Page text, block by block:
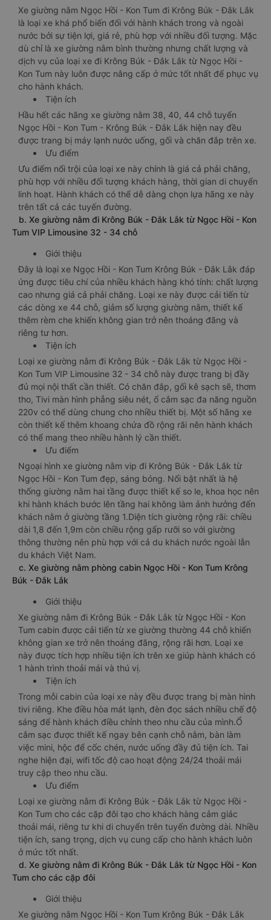
Xe giường nằm Ngọc Hồi - Kon Tum đi Krông Búk - Đắk Lắk
là loại xe khá phổ biến đối với hành khách trong và ngoài
nước bởi sự tiện lợi, giá rẻ, phù hợp với nhiều đối tượng. Mặc
dù chỉ là xe giường nằm bình thường nhưng chất lượng và
dịch vụ của loại xe đi Krông Búk - Đắk Lắk từ Ngọc Hồi -
Kon Tum này luôn được nâng cấp ở mức tốt nhất để phục vụ
cho hành khách.
Tiện ích
Hầu hết các hãng xe giường nằm 38, 40, 44 chỗ tuyến
Ngọc Hồi - Kon Tum - Krông Búk - Đắk Lắk hiện nay đều
được trang bị máy lạnh nước uống, gối và chăn đắp trên xe.
Ưu điểm
Ưu điểm nổi trội của loại xe này chính là giá cả phải chăng,
phù hợp với nhiều đối tượng khách hàng, thời gian di chuyển
linh hoạt. Hành khách có thể dễ dàng chọn lựa hãng xe này
trên tất cả các tuyến đường.
b. Xe giường nằm đi Krông Búk - Đắk Lắk từ Ngọc Hồi - Kon
Tum VIP Limousine 32 - 34 chỗ
Giới thiệu
Đây là loại xe Ngọc Hồi - Kon Tum Krông Búk - Đắk Lắk đáp
ứng được tiêu chí của nhiều khách hàng khó tính: chất lượng
cao nhưng giá cả phải chăng. Loại xe này được cải tiến từ
các dòng xe 44 chỗ, giảm số lượng giường nằm, thiết kế
thêm rèm che khiến không gian trở nên thoáng đãng và
riêng tư hơn.
Tiện ích
Loại xe giường nằm đi Krông Búk - Đắk Lắk từ Ngọc Hồi -
Kon Tum VIP Limousine 32 - 34 chỗ này được trang bị đầy
đủ mọi nội thất cần thiết. Có chăn đắp, gối kê sạch sẽ, thơm
tho, Tivi màn hình phẳng siêu nét, ổ cắm sạc đa năng nguồn
220v có thể dùng chung cho nhiều thiết bị. Một số hãng xe
còn thiết kế thêm khoang chứa đồ rộng rãi nên hành khách
có thể mang theo nhiều hành lý cần thiết.
Ưu điểm
Ngoại hình xe giường nằm vip đi Krông Búk - Đắk Lắk từ
Ngọc Hồi - Kon Tum đẹp, sáng bóng. Nổi bật nhất là hệ
thống giường nằm hai tầng được thiết kế so le, khoa học nên
khi hành khách bước lên tầng hai không làm ảnh hưởng đến
khách nằm ở giường tầng 1.Diện tích giường rộng rãi: chiều
dài 1,8 đến 1,9m còn chiều rộng gấp rưỡi so với giường
thông thường nên phù hợp với cả du khách nước ngoài lẫn
du khách Việt Nam.
c. Xe giường nằm phòng cabin Ngọc Hồi - Kon Tum Krông
Búk - Đắk Lắk
Giới thiệu
Xe giường nằm đi Krông Búk - Đắk Lắk từ Ngọc Hồi - Kon
Tum cabin được cải tiến từ xe giường thường 44 chỗ khiến
không gian xe trở nên thoáng đãng, rộng rãi hơn. Loại xe
này được tích hợp nhiều tiện ích trên xe giúp hành khách có
1 hành trình thoải mái và thú vị.
Tiện ích
Trong mỗi cabin của loại xe này đều được trang bị màn hình
tivi riêng. Khe điều hòa mát lạnh, đèn đọc sách nhiều chế độ
sáng để hành khách điều chỉnh theo nhu cầu của mình.Ổ
cắm sạc được thiết kế ngay bên cạnh chỗ nằm, bàn làm
việc mini, hộc để cốc chén, nước uống đầy đủ tiện ích. Tai
nghe hiện đại, wifi tốc độ cao hoạt động 24/24 thoải mái
truy cập theo nhu cầu.
Ưu điểm
Loại xe giường nằm đi Krông Búk - Đắk Lắk từ Ngọc Hồi -
Kon Tum cho các cặp đôi tạo cho khách hàng cảm giác
thoải mái, riêng tư khi di chuyển trên tuyến đường dài. Nhiều
tiện ích, sang trọng, dịch vụ cung cấp cho hành khách luôn
ở mức tốt nhất.
d. Xe giường nằm đi Krông Búk - Đắk Lắk từ Ngọc Hồi - Kon
Tum cho các cặp đôi
Giới thiệu
Xe giường nằm Ngọc Hồi - Kon Tum Krông Búk - Đắk Lắk